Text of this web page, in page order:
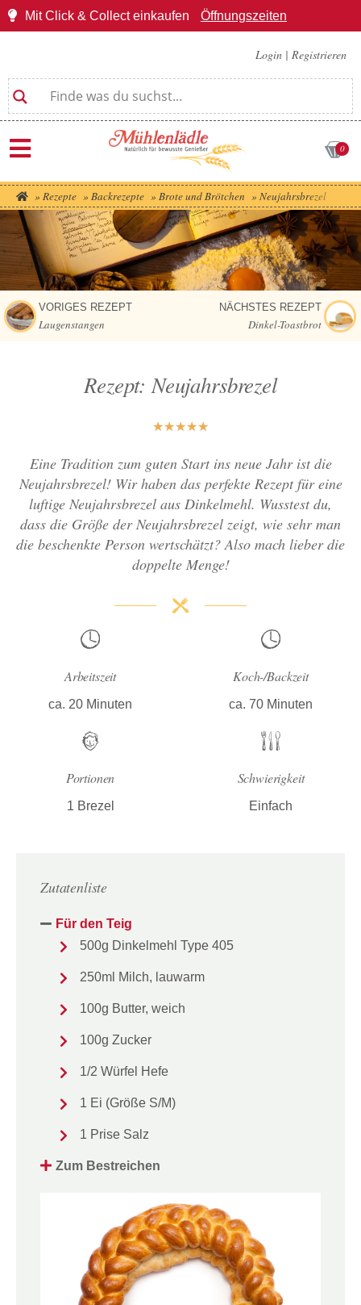
Mit Click & Collect einkaufen Öffnungszeiten
Login | Registrieren
0
» Rezepte » Backrezepte » Brote und Brötchen » Neujahrsbrezel
VORIGES REZEPT
Laugenstangen
NÄCHSTES REZEPT
Dinkel-Toastbrot
Rezept: Neujahrsbrezel
★★★★★
Eine Tradition zum guten Start ins neue Jahr ist die
Neujahrsbrezel! Wir haben das perfekte Rezept für eine
luftige Neujahrsbrezel aus Dinkelmehl. Wusstest du,
dass die Größe der Neujahrsbrezel zeigt, wie sehr man
die beschenkte Person wertschätzt? Also mach lieber die
doppelte Menge!
Arbeitszeit
ca. 20 Minuten
Koch-/Backzeit
ca. 70 Minuten
Portionen
1 Brezel
Schwierigkeit
Einfach
Zutatenliste
Für den Teig
500g Dinkelmehl Type 405
250ml Milch, lauwarm
100g Butter, weich
100g Zucker
1/2 Würfel Hefe
1 Ei (Größe S/M)
1 Prise Salz
Zum Bestreichen